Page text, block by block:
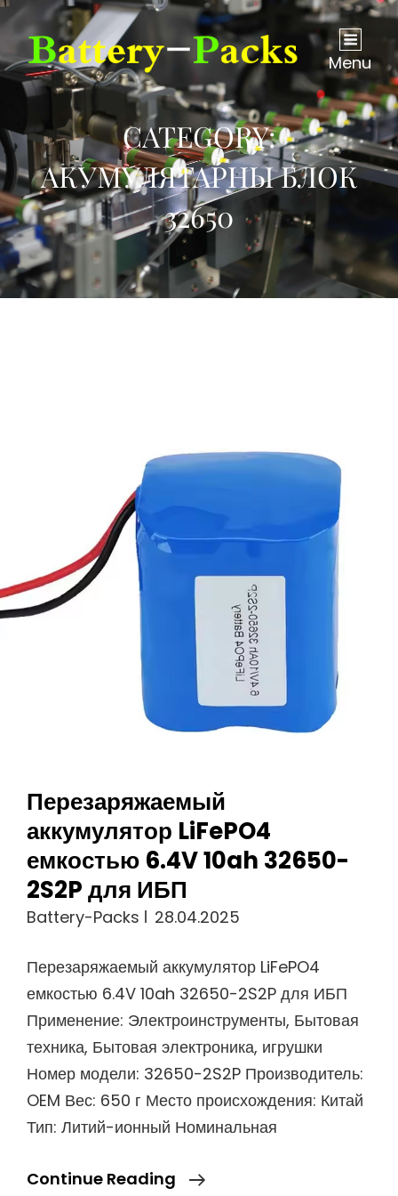
Menu
CATEGORY:
АКУМУЛЯТАРНЫ БЛОК
32650
Перезаряжаемый
аккумулятор LiFePO4
емкостью 6.4V 10ah 32650-
2S2P для ИБП
Battery-Packs 28.04.2025
Перезаряжаемый аккумулятор LiFePO4
емкостью 6.4V 10ah 32650-2S2P для ИБП
Применение: Электроинструменты, Бытовая
техника, Бытовая электроника, игрушки
Номер модели: 32650-2S2P Производитель:
OEM Вес: 650 г Место происхождения: Китай
Тип: Литий-ионный Номинальная
Continue Reading
Перезаряжаемый